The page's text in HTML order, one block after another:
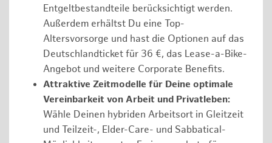
Entgeltbestandteile berücksichtigt werden.
Außerdem erhältst Du eine Top-
Altersvorsorge und hast die Optionen auf das
Deutschlandticket für 36 €, das Lease-a-Bike-
Angebot und weitere Corporate Benefits.
Attraktive Zeitmodelle für Deine optimale
Vereinbarkeit von Arbeit und Privatleben:
Wähle Deinen hybriden Arbeitsort in Gleitzeit
und Teilzeit-, Elder-Care- und Sabbatical-